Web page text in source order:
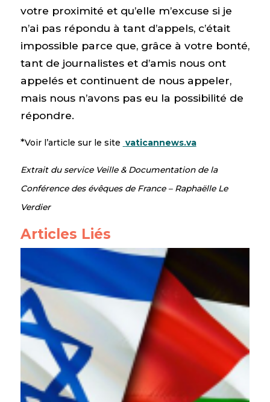
votre proximité et qu’elle m’excuse si je
n’ai pas répondu à tant d’appels, c’était
impossible parce que, grâce à votre bonté,
tant de journalistes et d’amis nous ont
appelés et continuent de nous appeler,
mais nous n’avons pas eu la possibilité de
répondre.
*Voir l’article sur le site vaticannews.va
Extrait du service Veille & Documentation de la
Conférence des évêques de France – Raphaëlle Le
Verdier
Articles Liés